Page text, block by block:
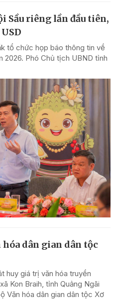
Sầu riêng lần đầu tiên,
tổ chức họp báo thông tin về
2026. Phó Chủ tịch UBND tỉnh
hóa dân gian dân tộc
huy giá trị văn hóa truyền
Kon Braih, tỉnh Quảng Ngãi
Văn hóa dân gian dân tộc Xơ